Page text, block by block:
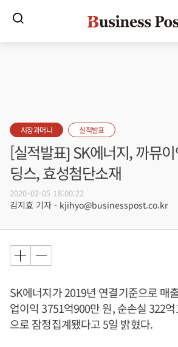
시장과머니 실적발표
[실적발표] SK에너지, 까뮤
딩스, 효성첨단소재
2020-02-05 18:00:22
김지효 기자 - kjihyo@businesspost.co.kr
SK에너지가 2019년 연결기준으로 매
업이익 3751억900만 원, 순손실 322
으로 잠정집계됐다고 5일 밝혔다.